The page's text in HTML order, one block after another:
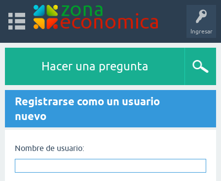
Ingresar
Hacer una pregunta
Registrarse como un usuario
nuevo
Nombre de usuario: